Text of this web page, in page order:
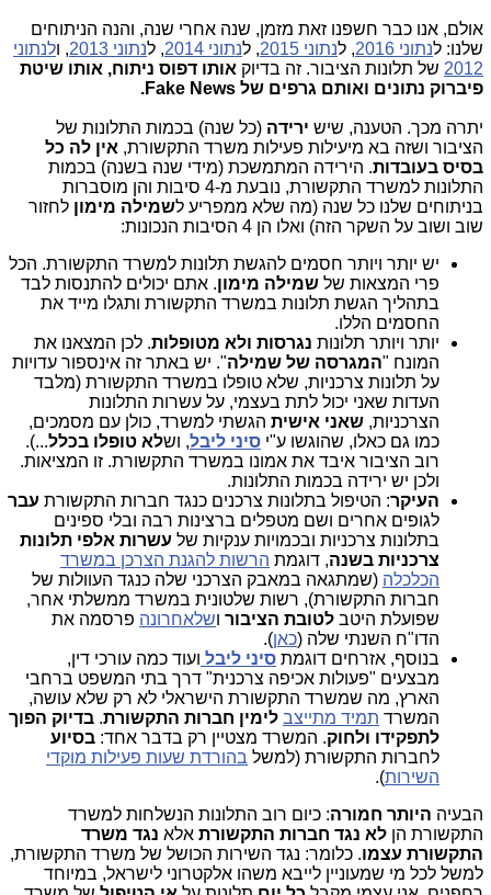
אולם, אנו כבר חשפנו זאת מזמן, שנה אחרי שנה, והנה הניתוחים
שלנו: לנתוני 2016 , לנתוני 2015 , לנתוני 2014 , לנתוני 2013 , ולנתוני
2012 של תלונות הציבור. זה בדיוק אותו דפוס ניתוח, אותו שיטת
פיברוק נתונים ואותם גרפים של Fake News.
יתרה מכך. הטענה, שיש ירידה (כל שנה) בכמות התלונות של
הציבור ושזה בא מיעילות פעילות משרד התקשורת, אין לה כל
בסיס בעובדות. הירידה המתמשכת (מידי שנה בשנה) בכמות
התלונות למשרד התקשורת, נובעת מ-4 סיבות והן מוסברות
בניתוחים שלנו כל שנה (מה שלא ממפריע לשמילה מימון לחזור
שוב ושוב על השקר הזה) ואלו הן 4 הסיבות הנכונות:
יש יותר ויותר חסמים להגשת תלונות למשרד התקשורת. הכל
פרי המצאות של שמילה מימון. אתם יכולים להתנסות לבד
בתהליך הגשת תלונות במשרד התקשורת ותגלו מייד את
החסמים הללו.
יותר ויותר תלונות נגרסות ולא מטופלות. לכן המצאנו את
המונח "המגרסה של שמילה". יש באתר זה אינספור עדויות
על תלונות צרכניות, שלא טופלו במשרד התקשורת (מלבד
העדות שאני יכול לתת בעצמי, על עשרות התלונות
הצרכניות, שאני אישית הגשתי למשרד, כולן עם מסמכים,
כמו גם כאלו, שהוגשו ע"י סיני ליבל, ושלא טופלו בכלל...).
רוב הציבור איבד את אמונו במשרד התקשורת. זו המציאות.
ולכן יש ירידה בכמות התלונות.
העיקר: הטיפול בתלונות צרכנים כנגד חברות התקשורת עבר
לגופים אחרים ושם מטפלים ברצינות רבה ובלי ספינים
בתלונות צרכניות ובכמויות ענקיות של עשרות אלפי תלונות
צרכניות בשנה, דוגמת הרשות להגנת הצרכן במשרד
הכלכלה (שמתגאה במאבק הצרכני שלה כנגד העוולות של
חברות התקשורת), רשות שלטונית במשרד ממשלתי אחר,
שפועלת היטב לטובת הציבור ושלאחרונה פרסמה את
הדו"ח השנתי שלה (כאן).
בנוסף, אזרחים דוגמת סיני ליבל ועוד כמה עורכי דין,
מבצעים "פעולות אכיפה צרכנית" דרך בתי המשפט ברחבי
הארץ, מה שמשרד התקשורת הישראלי לא רק שלא עושה,
המשרד תמיד מתייצב לימין חברות התקשורת. בדיוק הפוך
לתפקידו ולחוק. המשרד מצטיין רק בדבר אחד: בסיוע
לחברות התקשורת (למשל בהורדת שעות פעילות מוקדי
השירות).
הבעיה היותר חמורה: כיום רוב התלונות הנשלחות למשרד
התקשורת הן לא נגד חברות התקשורת אלא נגד משרד
התקשורת עצמו. כלומר: נגד השירות הכושל של משרד התקשורת,
למשל לכל מי שמעוניין לייבא משהו אלקטרוני לישראל, במיוחד